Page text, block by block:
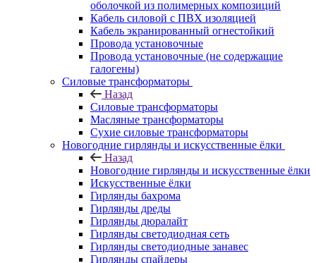
оболочкой из полимерных композиций
Кабель силовой с ПВХ изоляцией
Кабель экранированный огнестойкий
Провода установочные
Провода установочные (не содержащие
галогены)
Силовые трансформаторы
Назад
Силовые трансформаторы
Масляные трансформаторы
Сухие силовые трансформаторы
Новогодние гирлянды и искусственные ёлки
Назад
Новогодние гирлянды и искусственные ёлки
Искусственные ёлки
Гирлянды бахрома
Гирлянды дреды
Гирлянды дюралайт
Гирлянды светодиодная сеть
Гирлянды светодиодные занавес
Гирлянды спайдеры